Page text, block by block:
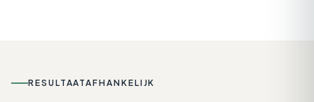
RESULTAATAFHANKELIJK